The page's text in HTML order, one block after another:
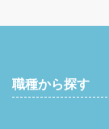
職種から探す